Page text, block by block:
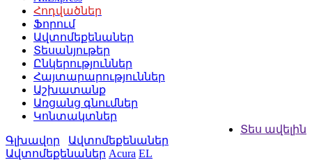
Հոդվածներ
Ֆորում
Ավտոմեքենաներ
Տեսանյութեր
Ընկերություններ
Հայտարարություններ
Աշխատանք
Առցանց գնումներ
Կոնտակտներ
Տես ավելին
Գլխավոր
Ավտոմեքենաներ
Ավտոմեքենաներ Acura EL